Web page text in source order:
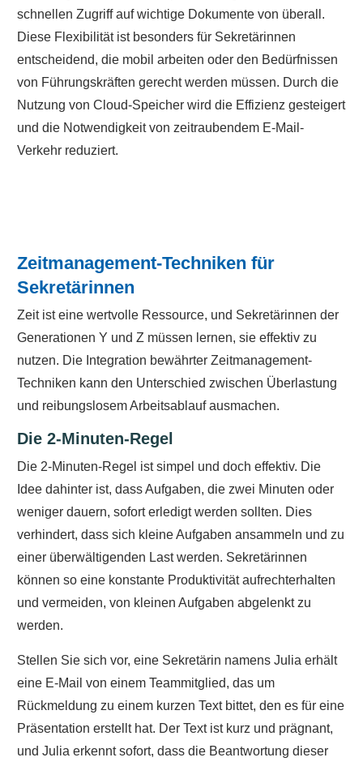
schnellen Zugriff auf wichtige Dokumente von überall.
Diese Flexibilität ist besonders für Sekretärinnen
entscheidend, die mobil arbeiten oder den Bedürfnissen
von Führungskräften gerecht werden müssen. Durch die
Nutzung von Cloud-Speicher wird die Effizienz gesteigert
und die Notwendigkeit von zeitraubendem E-Mail-
Verkehr reduziert.
Zeitmanagement-Techniken für
Sekretärinnen
Zeit ist eine wertvolle Ressource, und Sekretärinnen der
Generationen Y und Z müssen lernen, sie effektiv zu
nutzen. Die Integration bewährter Zeitmanagement-
Techniken kann den Unterschied zwischen Überlastung
und reibungslosem Arbeitsablauf ausmachen.
Die 2-Minuten-Regel
Die 2-Minuten-Regel ist simpel und doch effektiv. Die
Idee dahinter ist, dass Aufgaben, die zwei Minuten oder
weniger dauern, sofort erledigt werden sollten. Dies
verhindert, dass sich kleine Aufgaben ansammeln und zu
einer überwältigenden Last werden. Sekretärinnen
können so eine konstante Produktivität aufrechterhalten
und vermeiden, von kleinen Aufgaben abgelenkt zu
werden.
Stellen Sie sich vor, eine Sekretärin namens Julia erhält
eine E-Mail von einem Teammitglied, das um
Rückmeldung zu einem kurzen Text bittet, den es für eine
Präsentation erstellt hat. Der Text ist kurz und prägnant,
und Julia erkennt sofort, dass die Beantwortung dieser